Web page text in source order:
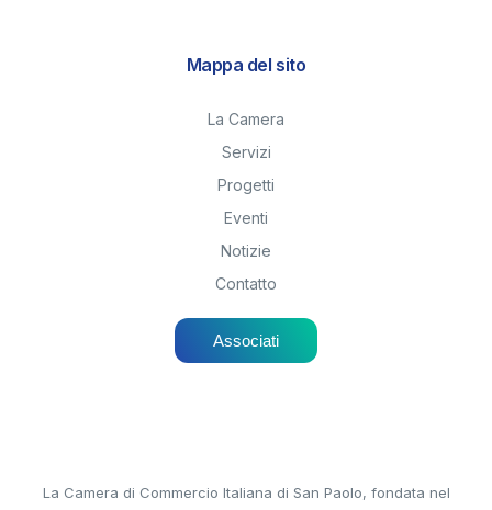
Mappa del sito
La Camera
Servizi
Progetti
Eventi
Notizie
Contatto
Associati
La Camera di Commercio Italiana di San Paolo, fondata nel